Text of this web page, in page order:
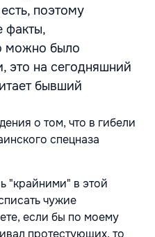
поэтому
факты,
можно было
это на сегодняшний
бывший
о том, что в гибели
спецназа
"крайними" в этой
чужие
если бы по моему
протестующих, то